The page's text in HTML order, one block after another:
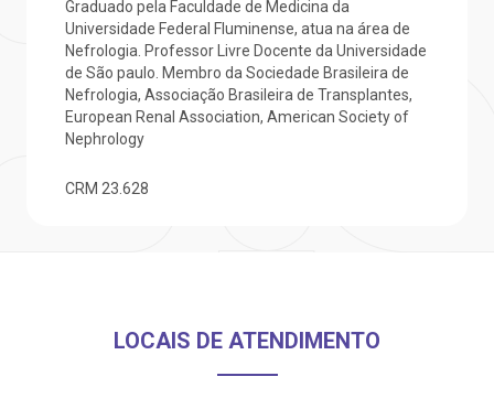
Saiba mais
Endereço:
CEP: 01323-001 | Bela Vista
a BP
atendimento
Cirurgia
Graduado pela Faculdade de Medicina da
Universidade Federal Fluminense, atua na área de
Nefrologia. Professor Livre Docente da Universidade
de São paulo. Membro da Sociedade Brasileira de
Nefrologia, Associação Brasileira de Transplantes,
European Renal Association, American Society of
Nephrology
CRM 23.628
LOCAIS DE ATENDIMENTO